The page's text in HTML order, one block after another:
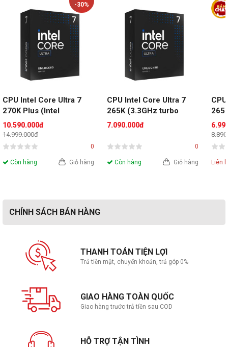
-30%
CPU Intel Core Ultra 7
270K Plus (Intel
LGA1851 - 24 Core - 24
Thread - Base 3.2Ghz -
Turbo 5.5Ghz - Cache
10.590.000đ
14.999.000đ
0
Còn hàng Giỏ hàng
CPU Intel Core Ultra 7
265K (3.3GHz turbo
5.5GHz | 20 nhân 20
125W | LGA 1851)
7.090.000đ
0
Còn hàng Giỏ hàng Liên
CHÍNH SÁCH BÁN HÀNG
THANH TOÁN TIỆN LỢI
Trả tiền mặt, chuyển khoản, trả góp 0%
GIAO HÀNG TOÀN QUỐC
Giao hàng trước trả tiền sau COD
HỖ TRỢ TẬN TÌNH